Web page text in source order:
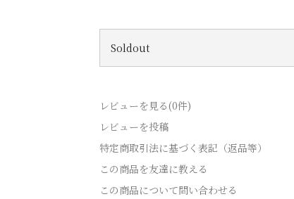
Soldout
レビューを見る(0件)
レビューを投稿
特定商取引法に基づく表記（返品等）
この商品を友達に教える
この商品について問い合わせる